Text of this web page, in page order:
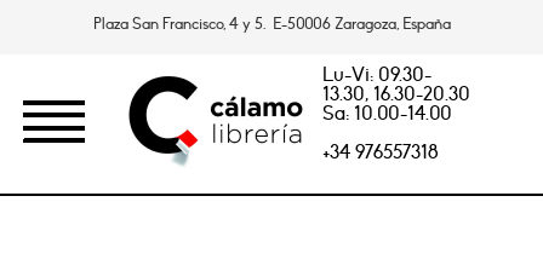
Plaza San Francisco, 4 y 5. E-50006 Zaragoza, España
Lu-Vi: 09.30-
13.30, 16.30-20.30
Sa: 10.00-14.00
+34 976557318